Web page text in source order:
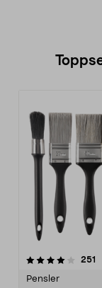
251
Pensler
4.0 av 5